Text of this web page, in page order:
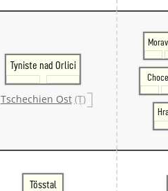
Tyniste nad Orlici
Tschechien Ost (T)
Tösstal